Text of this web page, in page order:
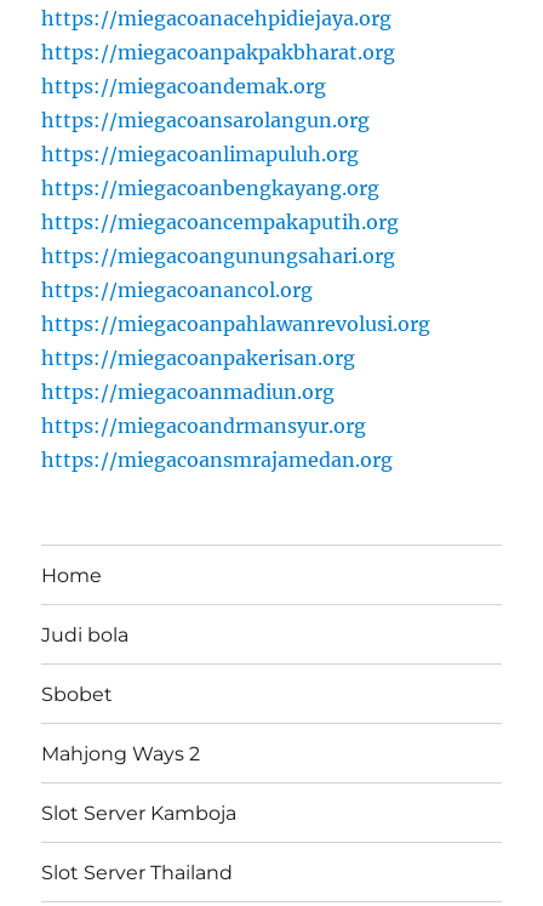
https://miegacoanacehpidiejaya.org
https://miegacoanpakpakbharat.org
https://miegacoandemak.org
https://miegacoansarolangun.org
https://miegacoanlimapuluh.org
https://miegacoanbengkayang.org
https://miegacoancempakaputih.org
https://miegacoangunungsahari.org
https://miegacoanancol.org
https://miegacoanpahlawanrevolusi.org
https://miegacoanpakerisan.org
https://miegacoanmadiun.org
https://miegacoandrmansyur.org
https://miegacoansmrajamedan.org
Home
Judi bola
Sbobet
Mahjong Ways 2
Slot Server Kamboja
Slot Server Thailand